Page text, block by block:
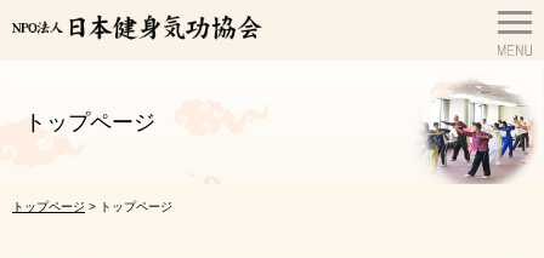
トップページ
トップページ > トップページ